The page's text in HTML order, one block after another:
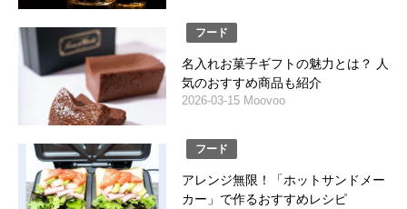
フード
名入れお菓子ギフトの魅力とは？ 人
気のおすすめ商品も紹介
2026-03-15 Moovoo
フード
アレンジ無限！「ホットサンドメー
カー」で作るおすすめレシピ